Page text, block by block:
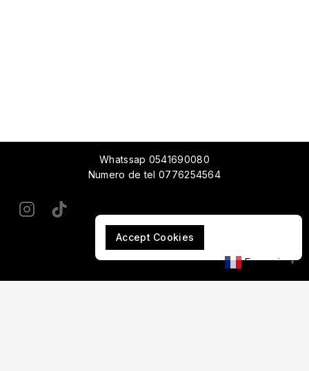
Whatssap 0541690080
Numero de tel 0776254564
Accept Cookies
Francais ▼